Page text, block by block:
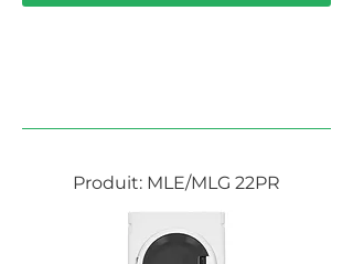
Produit: MLE/MLG 22PR